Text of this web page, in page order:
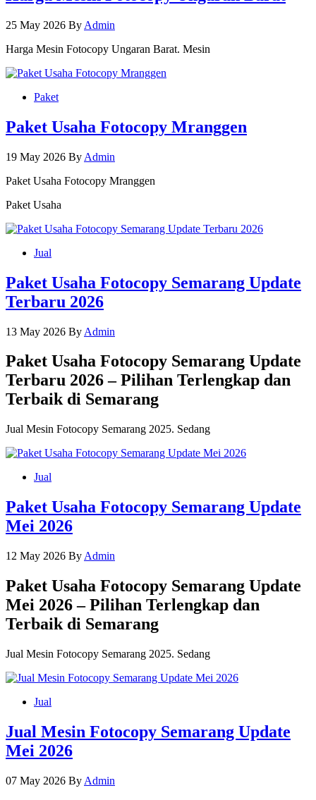
25 May 2026 By Admin
Harga Mesin Fotocopy Ungaran Barat. Mesin
Paket
Paket Usaha Fotocopy Mranggen
19 May 2026 By Admin
Paket Usaha Fotocopy Mranggen
Paket Usaha
Jual
Paket Usaha Fotocopy Semarang Update
Terbaru 2026
13 May 2026 By Admin
Paket Usaha Fotocopy Semarang Update
Terbaru 2026 – Pilihan Terlengkap dan
Terbaik di Semarang
Jual Mesin Fotocopy Semarang 2025. Sedang
Jual
Paket Usaha Fotocopy Semarang Update
Mei 2026
12 May 2026 By Admin
Paket Usaha Fotocopy Semarang Update
Mei 2026 – Pilihan Terlengkap dan
Terbaik di Semarang
Jual Mesin Fotocopy Semarang 2025. Sedang
Jual
Jual Mesin Fotocopy Semarang Update
Mei 2026
07 May 2026 By Admin